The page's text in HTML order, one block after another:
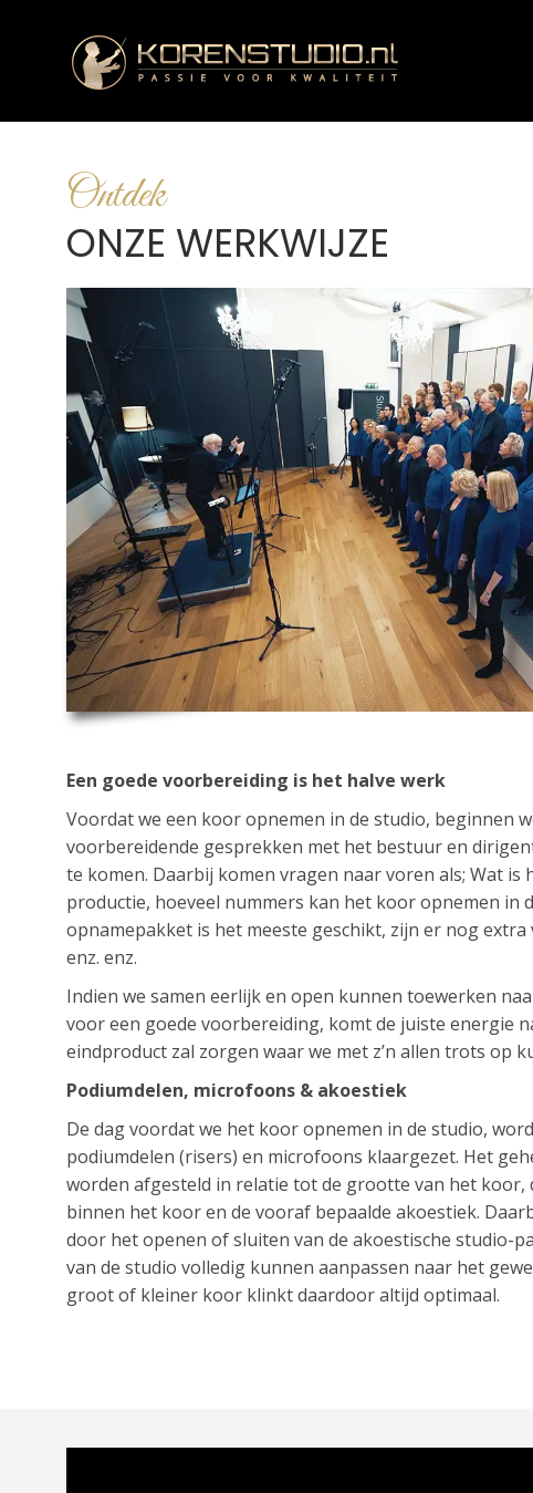
Ontdek
ONZE WERKWIJZE
Een goede voorbereiding is het halve werk
Voordat we een koor opnemen in de studio, beginnen
voorbereidende gesprekken met het bestuur en
te komen. Daarbij komen vragen naar voren als; Wat is
productie, hoeveel nummers kan het koor opnemen in
opnamepakket is het meeste geschikt, zijn er nog
enz. enz.
Indien we samen eerlijk en open kunnen toewerken
voor een goede voorbereiding, komt de juiste energie
eindproduct zal zorgen waar we met z’n allen trots op
Podiumdelen, microfoons & akoestiek
De dag voordat we het koor opnemen in de studio,
podiumdelen (risers) en microfoons klaargezet. Het
worden afgesteld in relatie tot de grootte van het koor,
binnen het koor en de vooraf bepaalde akoestiek.
door het openen of sluiten van de akoestische studio-
van de studio volledig kunnen aanpassen naar het
groot of kleiner koor klinkt daardoor altijd optimaal.